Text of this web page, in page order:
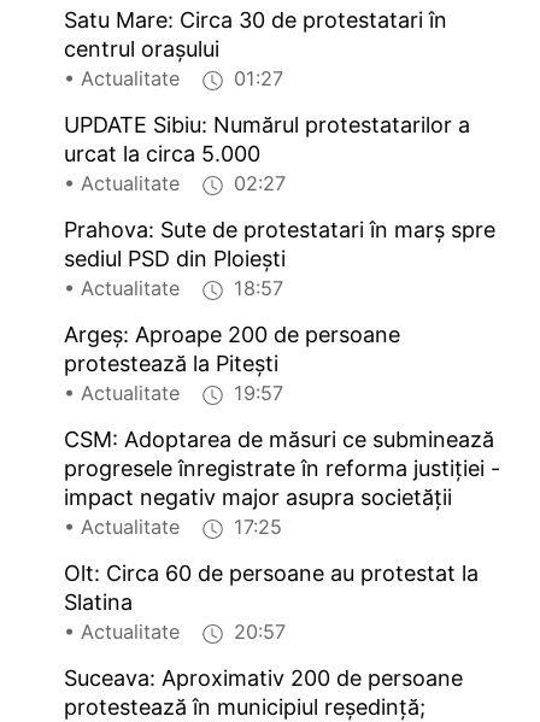
Satu Mare: Circa 30 de protestatari în
centrul orașului
• Actualitate 01:27
UPDATE Sibiu: Numărul protestatarilor a
urcat la circa 5.000
• Actualitate 02:27
Prahova: Sute de protestatari în marș spre
sediul PSD din Ploiești
• Actualitate 18:57
Argeș: Aproape 200 de persoane
protestează la Pitești
• Actualitate 19:57
CSM: Adoptarea de măsuri ce subminează
progresele înregistrate în reforma justiției -
impact negativ major asupra societății
• Actualitate 17:25
Olt: Circa 60 de persoane au protestat la
Slatina
• Actualitate 20:57
Suceava: Aproximativ 200 de persoane
protestează în municipiul reședință;